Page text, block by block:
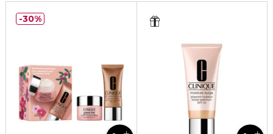
30%